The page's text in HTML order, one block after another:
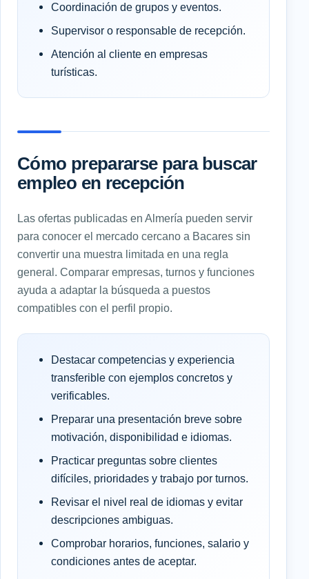
Coordinación de grupos y eventos.
Supervisor o responsable de recepción.
Atención al cliente en empresas
turísticas.
Cómo prepararse para buscar
empleo en recepción
Las ofertas publicadas en Almería pueden servir
para conocer el mercado cercano a Bacares sin
convertir una muestra limitada en una regla
general. Comparar empresas, turnos y funciones
ayuda a adaptar la búsqueda a puestos
compatibles con el perfil propio.
Destacar competencias y experiencia
transferible con ejemplos concretos y
verificables.
Preparar una presentación breve sobre
motivación, disponibilidad e idiomas.
Practicar preguntas sobre clientes
difíciles, prioridades y trabajo por turnos.
Revisar el nivel real de idiomas y evitar
descripciones ambiguas.
Comprobar horarios, funciones, salario y
condiciones antes de aceptar.